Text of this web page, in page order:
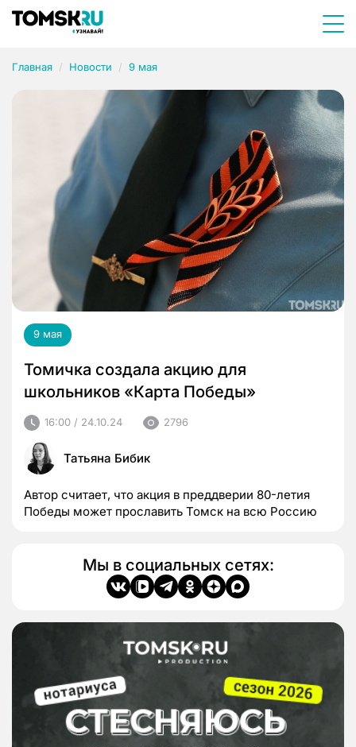
Главная Новости 9 мая
9 мая
Томичка создала акцию для
школьников «Карта Победы»
16:00 / 24.10.24 2796
Татьяна Бибик
Автор считает, что акция в преддверии 80-летия
Победы может прославить Томск на всю Россию
Мы в социальных сетях: